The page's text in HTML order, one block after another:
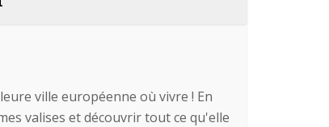
ville européenne où vivre ! En
valises et découvrir tout ce qu'elle